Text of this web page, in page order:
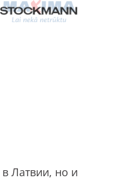
Латвии, но и